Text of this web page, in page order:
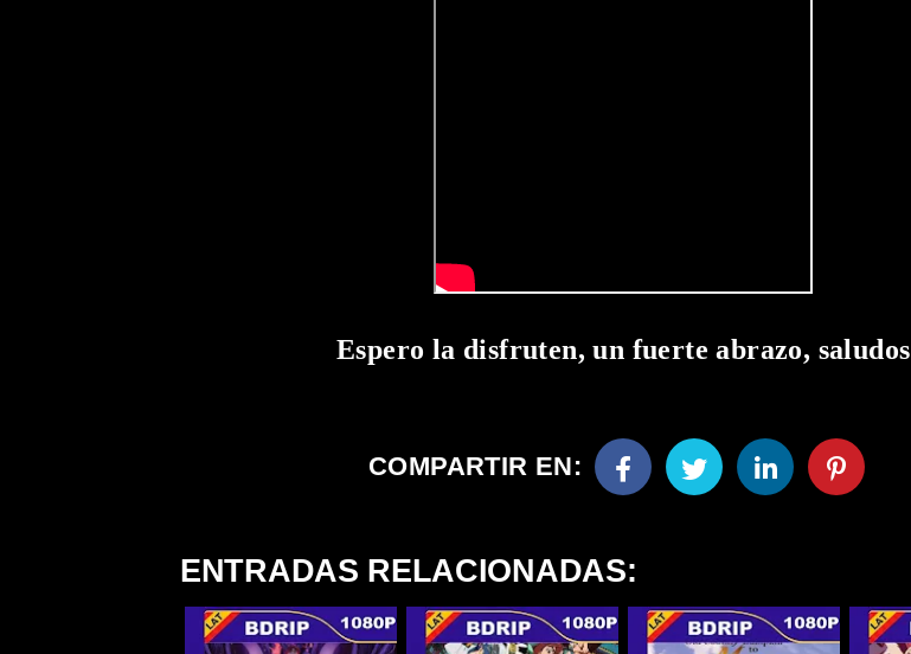
Espero la disfruten, un fuerte abrazo, saludos
COMPARTIR EN:
ENTRADAS RELACIONADAS: